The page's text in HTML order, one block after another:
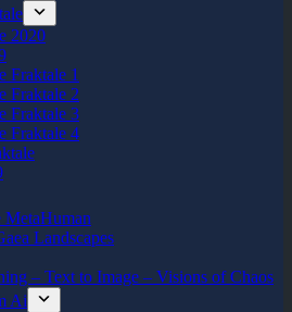
2020
Fraktale 1
Fraktale 2
Fraktale 3
Fraktale 4
MetaHuman
Landscapes
– Text to Image – Visions of Chaos
Ai